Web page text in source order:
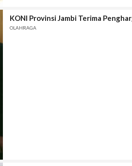
KONI Provinsi Jambi Terima
OLAHRAGA